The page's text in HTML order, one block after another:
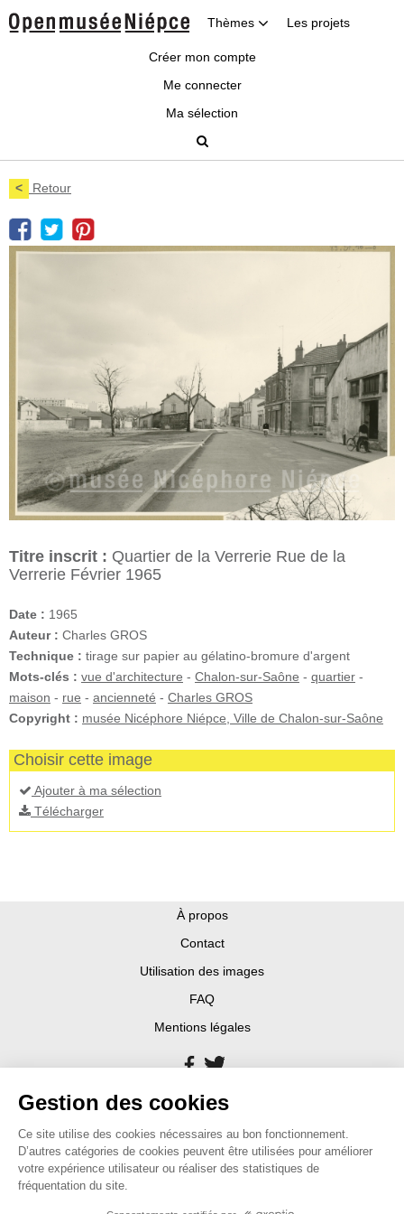
Thèmes Les projets
Créer mon compte
Me connecter
Ma sélection
< Retour
Titre inscrit : Quartier de la Verrerie Rue de la
Verrerie Février 1965
Date : 1965
Auteur : Charles GROS
Technique : tirage sur papier au gélatino-bromure d'argent
Mots-clés : vue d'architecture - Chalon-sur-Saône - quartier -
maison - rue - ancienneté - Charles GROS
Copyright : musée Nicéphore Niépce, Ville de Chalon-sur-Saône
Choisir cette image
Ajouter à ma sélection
Télécharger
À propos
Contact
Utilisation des images
FAQ
Mentions légales
Gestion des cookies
Ce site utilise des cookies nécessaires au bon fonctionnement.
D’autres catégories de cookies peuvent être utilisées pour améliorer
votre expérience utilisateur ou réaliser des statistiques de
fréquentation du site.